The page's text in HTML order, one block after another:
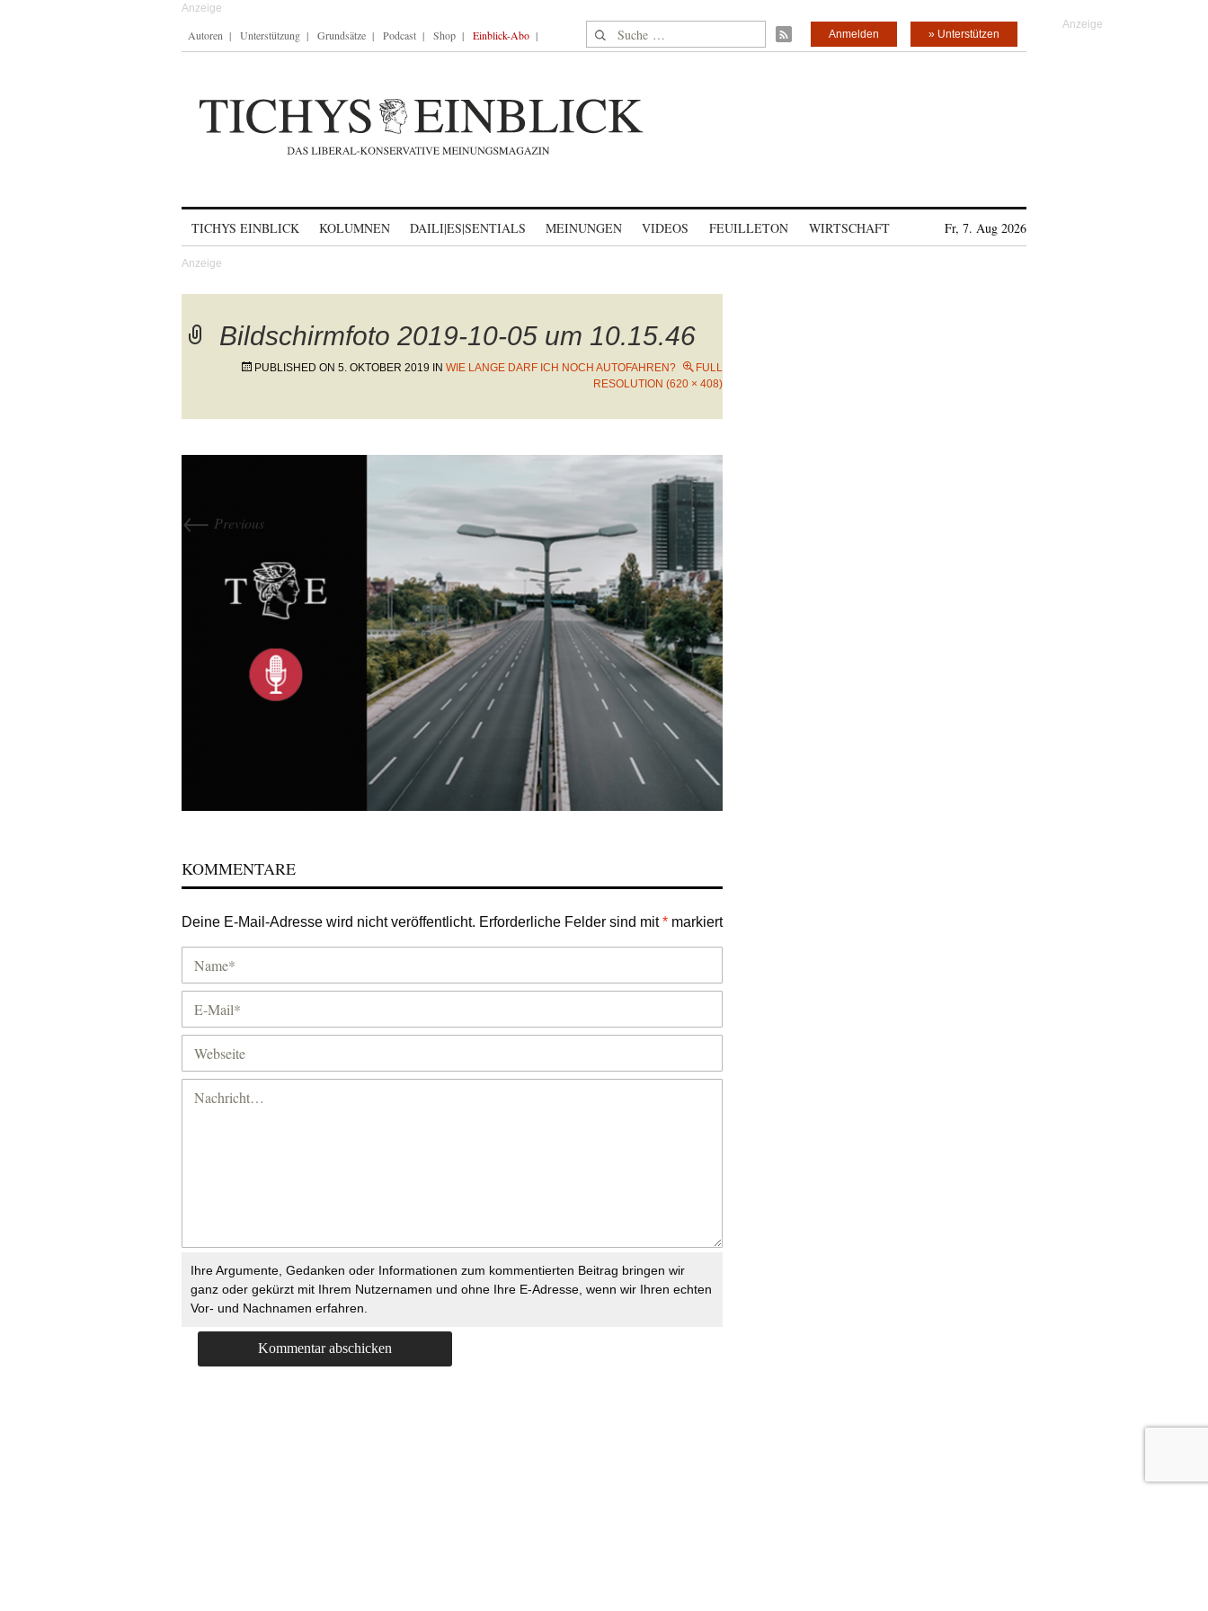
Autoren Unterstützung Grundsätze Podcast Shop Einblick-Abo Suche nach: » Unterstützen
Anmelden
TICHYS EINBLICK KOLUMNEN DAILI|ES|SENTIALS MEINUNGEN VIDEOS FEUILLETON WIRTSCHAFT Fr, 7. Aug 2026
Bildschirmfoto 2019-10-05 um 10.15.46
PUBLISHED ON 5. OKTOBER 2019 IN WIE LANGE DARF ICH NOCH AUTOFAHREN?
FULL
RESOLUTION (620 × 408)
← Previous
KOMMENTARE
Deine E-Mail-Adresse wird nicht veröffentlicht. Erforderliche Felder sind mit* markiert
Ihre Argumente, Gedanken oder Informationen zum kommentierten Beitrag bringen wir
ganz oder gekürzt mit Ihrem Nutzernamen und ohne Ihre E-Adresse, wenn wir Ihren echten
Vor- und Nachnamen erfahren.